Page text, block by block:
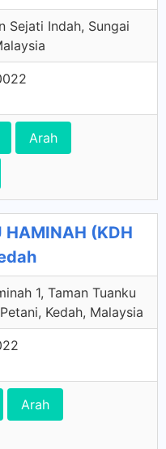
Sejati Indah, Sungai
Arah
HAMINAH (KDH
1, Taman Tuanku
Kedah, Malaysia
Arah